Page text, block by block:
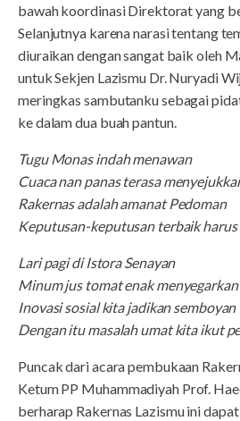
bawah koordinasi Direktorat yang
Selanjutnya karena narasi tentang
diuraikan dengan sangat baik oleh
untuk Sekjen Lazismu Dr. Nuryadi
meringkas sambutanku sebagai
ke dalam dua buah pantun.
Tugu Monas indah menawan
Cuaca nan panas terasa
Rakernas adalah amanat Pedoman
Keputusan-keputusan terbaik
Lari pagi di Istora Senayan
Minum jus tomat enak menyegarkan
Inovasi sosial kita jadikan semboyan
Dengan itu masalah umat kita ikut
Puncak dari acara pembukaan
Ketum PP Muhammadiyah Prof.
berharap Rakernas Lazismu ini